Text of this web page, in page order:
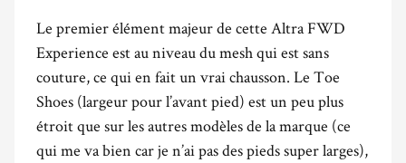
Le premier élément majeur de cette Altra FWD
Experience est au niveau du mesh qui est sans
couture, ce qui en fait un vrai chausson. Le Toe
Shoes (largeur pour l’avant pied) est un peu plus
étroit que sur les autres modèles de la marque (ce
qui me va bien car je n’ai pas des pieds super larges),